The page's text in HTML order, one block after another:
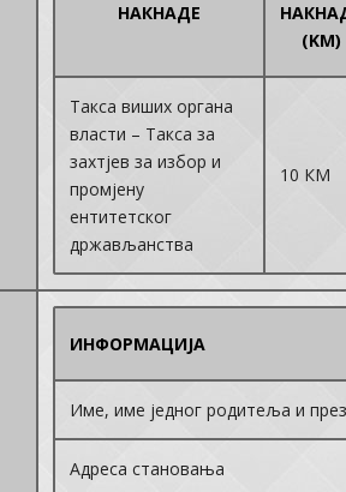
НАКНАДЕ
(KM)
Такса виших органа
власти – Такса за
захтјев за избор и
промјену
ентитетског
држављанства
10 КМ
ИНФОРМАЦИЈА
Име, име једног родитеља и
Адреса становања